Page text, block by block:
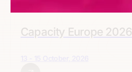
Capacity Europe 2026